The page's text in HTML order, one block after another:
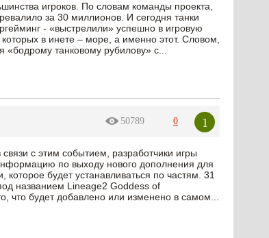
игроков. По словам команды проекта,
за 30 миллионов. И сегодня танки
- «выстрелили» успешно в игровую
в инете – море, а именно этот. Словом,
танковому рубилову» с...
50789 0 1
с этим событием, разработчики игры
по выходу нового дополнения для
будет устанавливаться по частям. 31
названием Lineage2 Goddess of
что будет добавлено или изменено в самом...